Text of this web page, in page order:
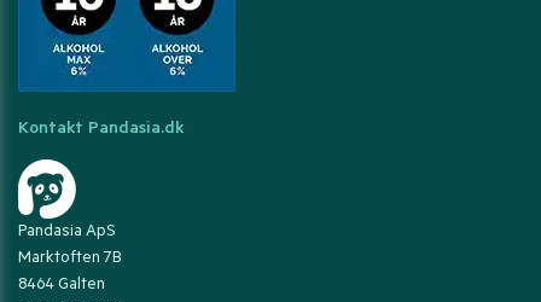
Kontakt Pandasia.dk
Pandasia ApS
Marktoften 7B
8464 Galten